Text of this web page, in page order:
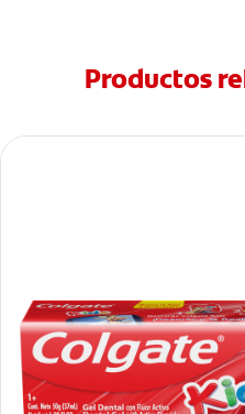
Productos